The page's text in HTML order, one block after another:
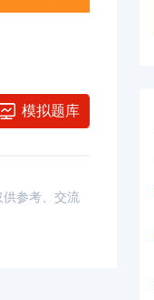
模拟题库
供参考、交流
实